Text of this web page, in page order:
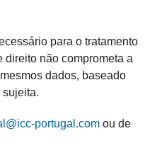
para o tratamento
direito não comprometa a
dados, baseado
sujeita.
portugal.comou de